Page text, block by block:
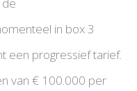
in box 3
een progressief tarief.
van € 100.000 per